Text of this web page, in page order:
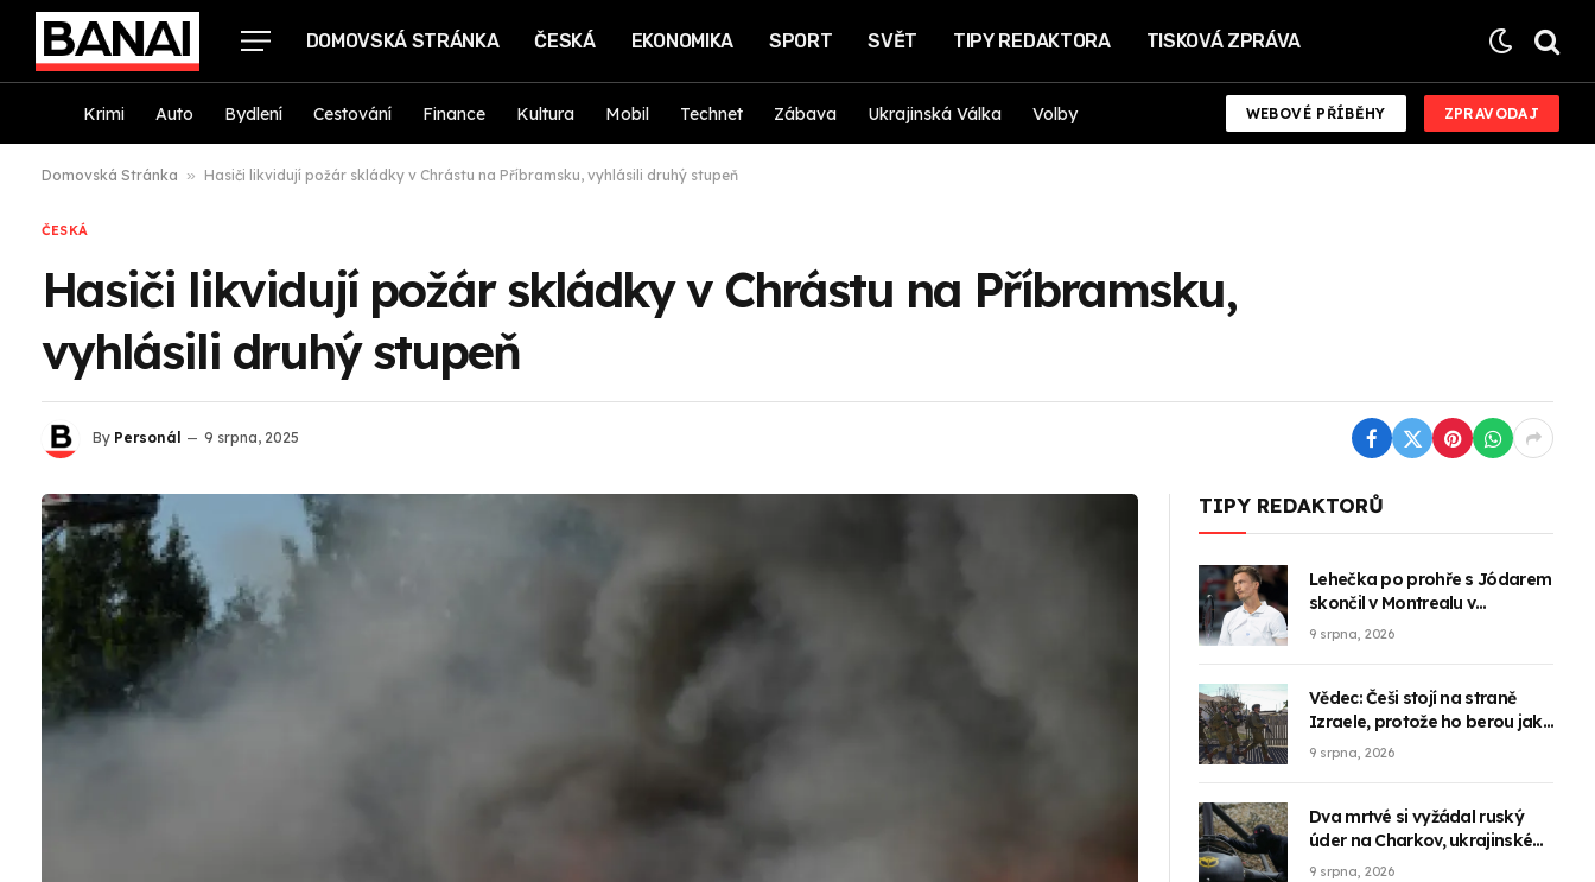
DOMOVSKÁ STRÁNKA ČESKÁ EKONOMIKA SPORT SVĚT TIPY REDAKTORA TISKOVÁ ZPRÁVA
Krimi Auto Bydlení Cestování Finance Kultura Mobil Technet Zábava Ukrajinská Válka Volby WEBOVÉ PŘÍBĚHY ZPRAVODAJ
Domovská Stránka » Hasiči likvidují požár skládky v Chrástu na Příbramsku, vyhlásili druhý stupeň
ČESKÁ
Hasiči likvidují požár skládky v Chrástu na Příbramsku,
vyhlásili druhý stupeň
By Personál 9 srpna, 2025
TIPY REDAKTORŮ
Lehečka po prohře s Jódarem
skončil v Montrealu v
osmifinále
9 srpna, 2026
Vědec: Češi stojí na straně
Izraele, protože ho berou jako
součást našeho světa
9 srpna, 2026
Dva mrtvé si vyžádal ruský
úder na Charkov, ukrajinské
drony zranily 13 lidí
9 srpna, 2026